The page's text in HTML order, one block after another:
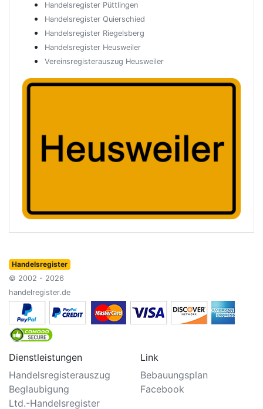
Handelsregister Püttlingen
Handelsregister Quierschied
Handelsregister Riegelsberg
Handelsregister Heusweiler
Vereinsregisterauszug Heusweiler
Handelsregister
© 2002 - 2026
handelregister.de
Dienstleistungen
Handelsregisterauszug
Beglaubigung
Ltd.-Handelsregister
Link
Bebauungsplan
Facebook